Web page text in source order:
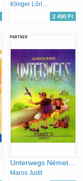
Klinger Lőrincné
2 490 Ft
PARTNER
Unterwegs Német II. tankönyv - NT-56326/II
Maros Judit